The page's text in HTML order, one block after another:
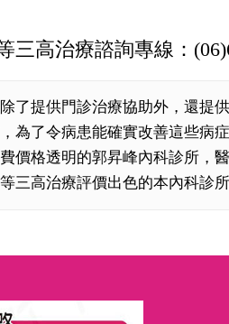
高治療諮詢專線：
了提供門診治療協助外，還提
為了令病患能確實改善這些病
價格透明的郭昇峰內科診所，
高治療評價出色的本內科診所